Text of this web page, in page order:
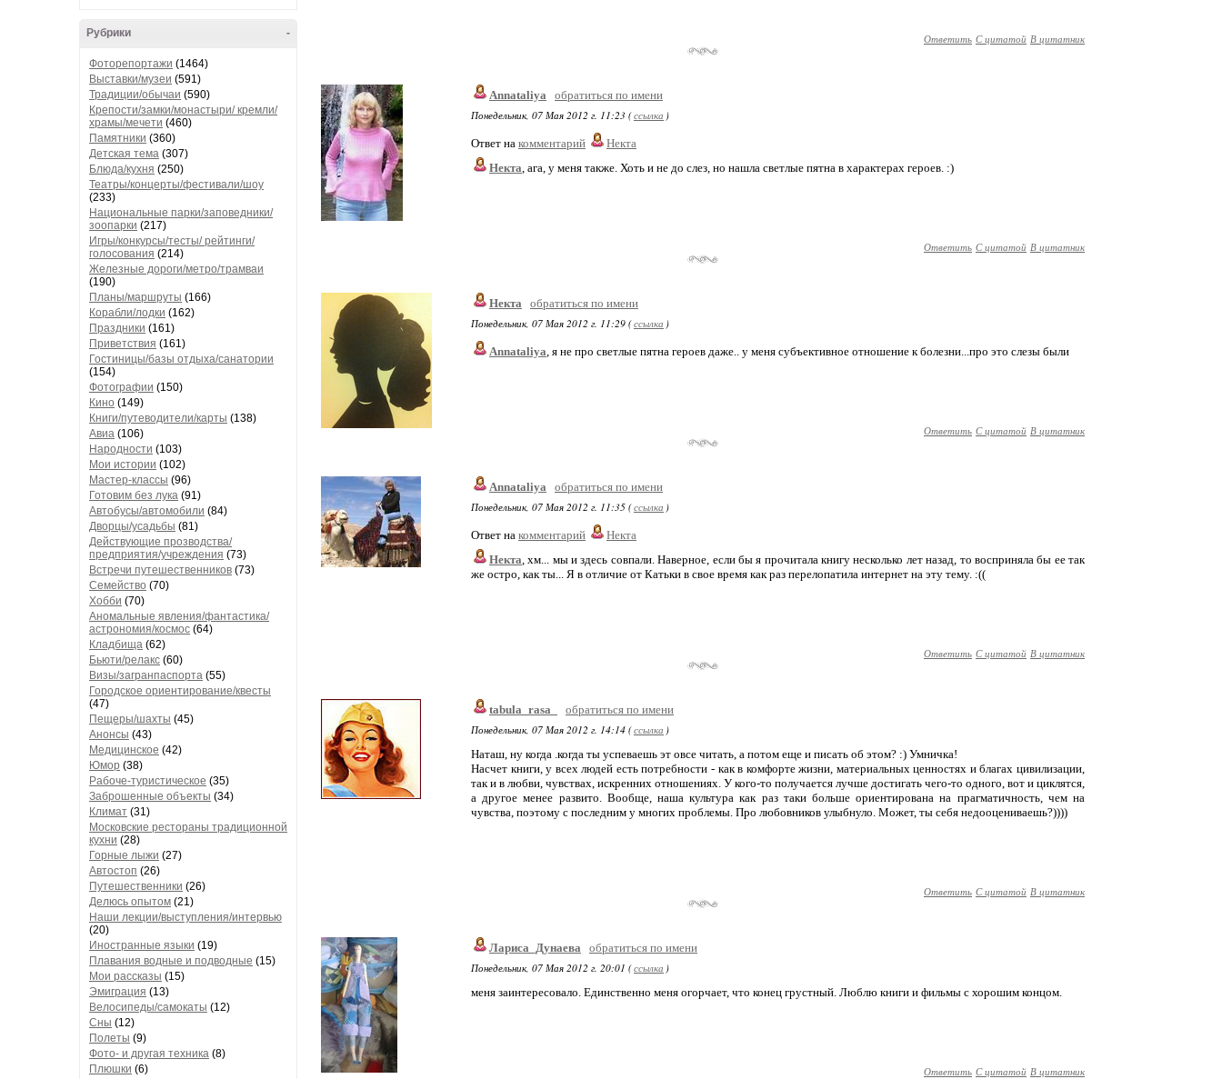
-
Рубрики
Фоторепортажи (1464)
Выставки/музеи (591)
Традиции/обычаи (590)
Крепости/замки/монастыри/ кремли/
храмы/мечети (460)
Памятники (360)
Детская тема (307)
Блюда/кухня (250)
Театры/концерты/фестивали/шоу
(233)
Национальные парки/заповедники/
зоопарки (217)
Игры/конкурсы/тесты/ рейтинги/
голосования (214)
Железные дороги/метро/трамваи
(190)
Планы/маршруты (166)
Корабли/лодки (162)
Праздники (161)
Приветствия (161)
Гостиницы/базы отдыха/санатории
(154)
Фотографии (150)
Кино (149)
Книги/путеводители/карты (138)
Авиа (106)
Народности (103)
Мои истории (102)
Мастер-классы (96)
Готовим без лука (91)
Автобусы/автомобили (84)
Дворцы/усадьбы (81)
Действующие прозводства/
предприятия/учреждения (73)
Встречи путешественников (73)
Семейство (70)
Хобби (70)
Аномальные явления/фантастика/
астрономия/космос (64)
Кладбища (62)
Бьюти/релакс (60)
Визы/загранпаспорта (55)
Городское ориентирование/квесты
(47)
Пещеры/шахты (45)
Анонсы (43)
Медицинское (42)
Юмор (38)
Рабоче-туристическое (35)
Заброшенные объекты (34)
Климат (31)
Московские рестораны традиционной
кухни (28)
Горные лыжи (27)
Автостоп (26)
Путешественники (26)
Делюсь опытом (21)
Наши лекции/выступления/интервью
(20)
Иностранные языки (19)
Плавания водные и подводные (15)
Мои рассказы (15)
Эмиграция (13)
Велосипеды/самокаты (12)
Сны (12)
Полеты (9)
Фото- и другая техника (8)
Плюшки (6)
Ответить С цитатой В цитатник
Annataliya
обратиться по имени
Понедельник, 07 Мая 2012 г. 11:23 (ссылка )
Ответ на комментарий
Некта
Некта, ага, у меня также. Хоть и не до слез, но нашла светлые пятна в характерах героев. :)
Ответить С цитатой В цитатник
Некта
обратиться по имени
Понедельник, 07 Мая 2012 г. 11:29 (ссылка )
Annataliya, я не про светлые пятна героев даже.. у меня субъективное отношение к болезни...про это слезы были
Ответить С цитатой В цитатник
Annataliya
обратиться по имени
Понедельник, 07 Мая 2012 г. 11:35 (ссылка )
Ответ на комментарий
Некта
Некта, хм... мы и здесь совпали. Наверное, если бы я прочитала книгу несколько лет назад, то восприняла бы ее так
же остро, как ты... Я в отличие от Катьки в свое время как раз перелопатила интернет на эту тему. :((
Ответить С цитатой В цитатник
tabula_rasa_
обратиться по имени
Понедельник, 07 Мая 2012 г. 14:14 (ссылка )
Наташ, ну когда .когда ты успеваешь эт овсе читать, а потом еще и писать об этом? :) Умничка!
Насчет книги, у всех людей есть потребности - как в комфорте жизни, материальных ценностях и благах цивилизации,
так и в любви, чувствах, искренних отношениях. У кого-то получается лучше достигать чего-то одного, вот и циклятся,
а другое менее развито. Вообще, наша культура как раз таки больше ориентирована на прагматичность, чем на
чувства, поэтому с последним у многих проблемы. Про любовников улыбнуло. Может, ты себя недооцениваешь?))))
Ответить С цитатой В цитатник
Лариса_Дунаева
обратиться по имени
Понедельник, 07 Мая 2012 г. 20:01 (ссылка )
меня заинтересовало. Единственно меня огорчает, что конец грустный. Люблю книги и фильмы с хорошим концом.
Ответить С цитатой В цитатник